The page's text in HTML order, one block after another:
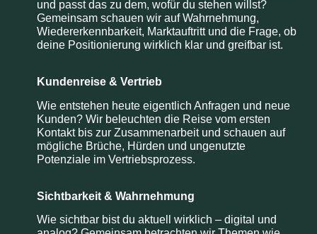
und passt das zu dem, wofür du stehen willst?
Gemeinsam schauen wir auf Wahrnehmung,
Wiedererkennbarkeit, Marktauftritt und die Frage, ob
deine Positionierung wirklich klar und greifbar ist.
Kundenreise & Vertrieb
Wie entstehen heute eigentlich Anfragen und neue
Kunden? Wir beleuchten die Reise vom ersten
Kontakt bis zur Zusammenarbeit und schauen auf
mögliche Brüche, Hürden und ungenutzte
Potenziale im Vertriebsprozess.
Sichtbarkeit & Wahrnehmung
Wie sichtbar bist du aktuell wirklich – digital und